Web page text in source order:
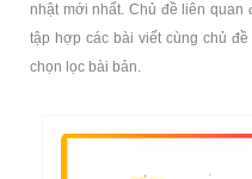
nhật mới nhất. Chủ đề liên quan
tập hợp các bài viết cùng chủ
chọn lọc bài bản.